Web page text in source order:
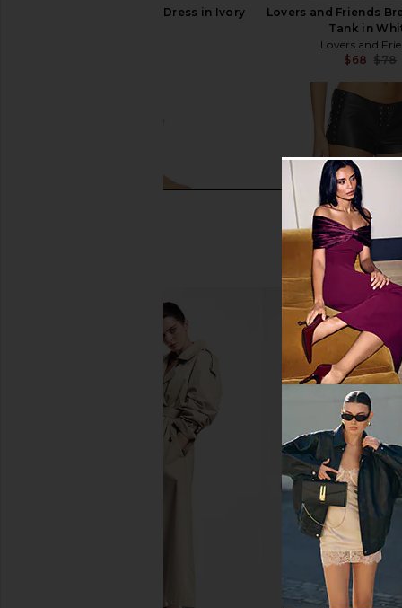
LIONESS Angelic Mini Dress in Ivory
Lovers and Friends
Tank in
Lovers and
$68 $78
MORE TO COME Leigh Halter Top in
MORE TO COME
I.AM.GIA Ramona
I.AM.GIA
$69